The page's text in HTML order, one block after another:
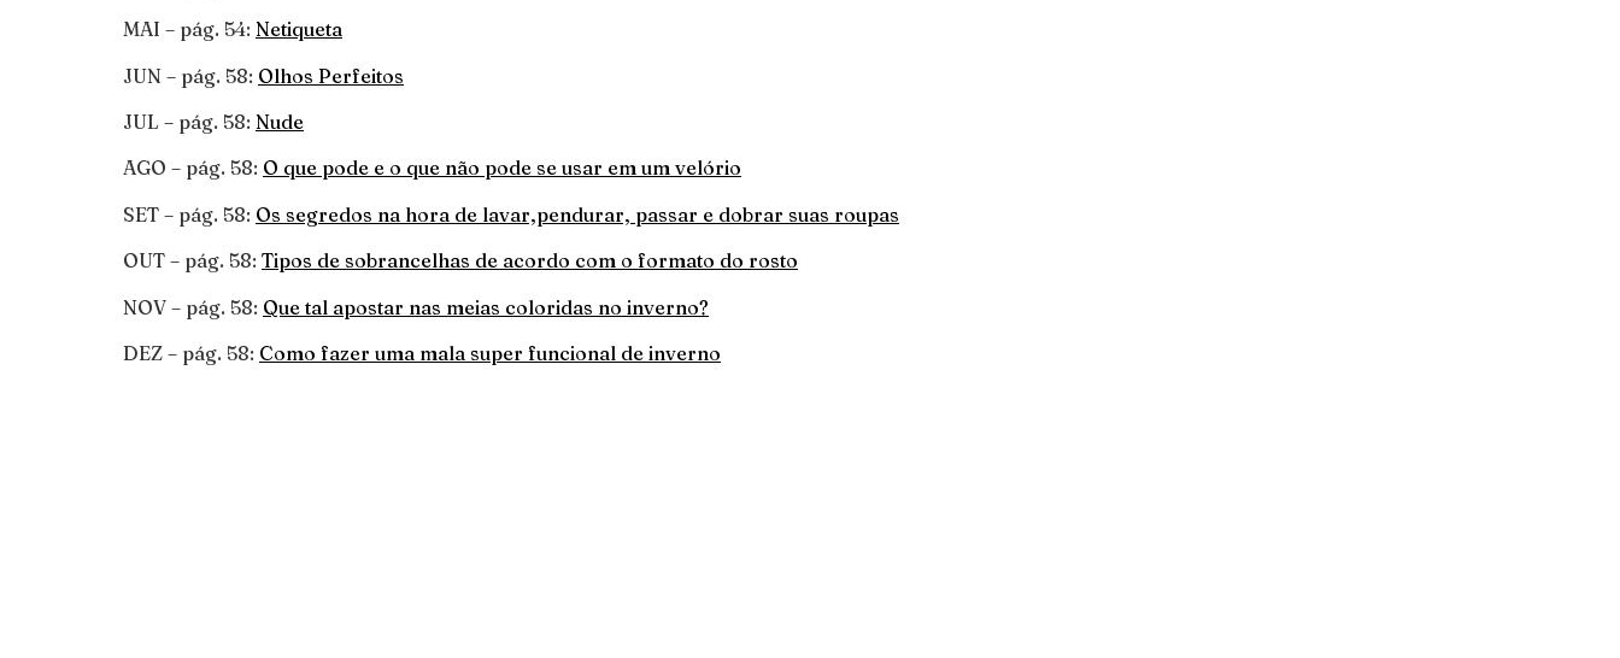
MAI – pág. 54: Netiqueta
JUN – pág. 58: Olhos Perfeitos
JUL – pág. 58: Nude
AGO – pág. 58: O que pode e o que não pode se usar em um velório
SET – pág. 58: Os segredos na hora de lavar,pendurar, passar e dobrar suas roupas
OUT – pág. 58: Tipos de sobrancelhas de acordo com o formato do rosto
NOV – pág. 58: Que tal apostar nas meias coloridas no inverno?
DEZ – pág. 58: Como fazer uma mala super funcional de inverno